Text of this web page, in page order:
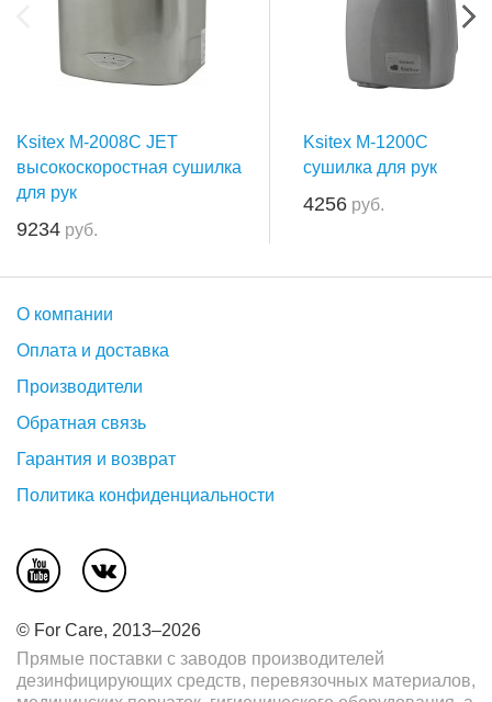
Ksitex M-2008C JET
высокоскоростная сушилка
для рук
9234 руб.
Ksitex M-1200C
сушилка для рук
4256 руб.
© For Care, 2013–2026
Прямые поставки с заводов производителей
дезинфицирующих средств, перевязочных материалов,
О компании
Оплата и доставка
Производители
Обратная связь
Гарантия и возврат
Политика конфиденциальности